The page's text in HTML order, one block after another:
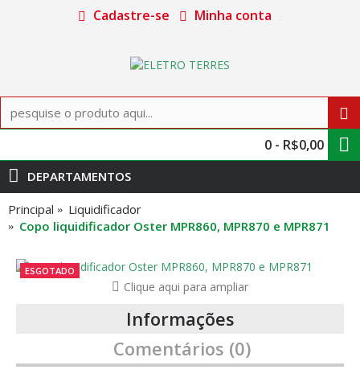
Cadastre-se Minha conta
0 - R$0,00
DEPARTAMENTOS
Principal
Liquidificador
Copo liquidificador Oster MPR860, MPR870 e MPR871
ESGOTADO
Clique aqui para ampliar
Informações
Comentários (0)